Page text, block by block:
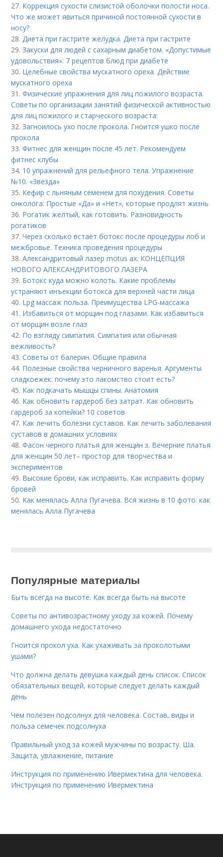
27. Коррекция сухости слизистой оболочки полости носа.
Что же может явиться причиной постоянной сухости в
носу?
28. Диета при гастрите желудка. Диета при гастрите
29.Закуски для людей с сахарным диабетом. «Допустимые
удовольствия»: 7 рецептов блюд при диабете
30. Целебные свойства мускатного ореха. Действие
мускатного ореха
31.Физические упражнения для лиц пожилого возраста.
Советы по организации занятий физической активностью
для лиц пожилого и старческого возраста:
32.Загноилось ухо после прокола. Гноится ушко после
прокола
33.Фитнес для женщин после 45 лет. Рекомендуем
фитнес клубы
34. 10 упражнений для рельефного тела. Упражнение
№10. «Звезда»
35. Кефир с льняным семенем для похудения. Советы
онколога: Простые «Да» и «Нет», которые продлят жизнь
36. Рогатик желтый, как готовить. Разновидность
рогатиков
37.Через сколько встает ботокс после процедуры лоб и
межбровье. Техника проведения процедуры
38.Александритовый лазер motus ax. КОНЦЕПЦИЯ
НОВОГО АЛЕКСАНДРИТОВОГО ЛАЗЕРА
39. Ботокс куда можно колоть. Какие проблемы
устраняют инъекции ботокса для верхней части лица
40. Lpg массаж польза. Преимущества LPG-массажа
41. Избавиться от морщин под глазами. Как избавиться
от морщин возле глаз
42. По взгляду симпатия. Симпатия или обычная
вежливость?
43.Советы от балерин. Общие правила
44. Полезные свойства черничного варенья. Аргументы
сладкоежек: почему это лакомство стоит есть?
45. Как подкачать мышцы спины. Анатомия
46. Как обновить гардероб без затрат. Как обновить
гардероб за копейки? 10 советов
47. Как лечить болезни суставов. Как лечить заболевания
суставов в домашних условиях
48.Фасон черного платья для женщин з. Вечерние платья
для женщин 50 лет– простор для творчества и
экспериментов
49. Высокие брови, как исправить. Как исправить форму
бровей
50. Как менялась Алла Пугачева. Вся жизнь в 10 фото: как
менялась Алла Пугачева
Популярные материалы
Быть всегда на высоте. Как всегда быть на высоте
Советы по антивозрастному уходу за кожей. Почему
домашнего ухода недостаточно
Гноится прокол уха. Как ухаживать за проколотыми
ушами?
Что должна делать девушка каждый день список. Список
обязательных вещей, которые следует делать каждый
день
Чем полезен подсолнух для человека. Состав, виды и
польза семечек подсолнуха
Правильный уход за кожей мужчины по возрасту. Ша.
Защита, увлажнение, питание
Инструкция по применению Ивермектина для человека.
Инструкция по применению Ивермектина